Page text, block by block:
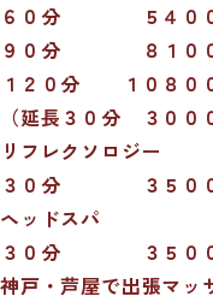
６０分 ５４０
９０分 ８１０
１２０分 １０８０
（延長３０分 ３００
リフレクソロジー
３０分 ３５０
ヘッドスパ
３０分 ３５０
神戸・芦屋で出張マッ